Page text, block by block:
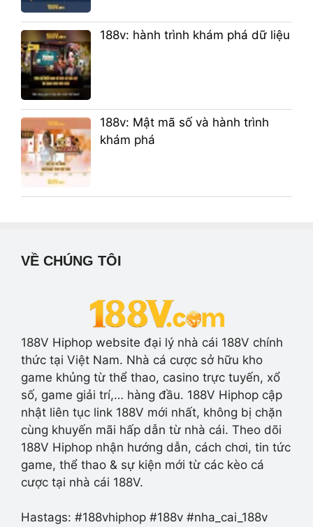
188v: hành trình khám phá dữ liệu
188v: Mật mã số và hành trình
khám phá
VỀ CHÚNG TÔI
188V Hiphop website đại lý nhà cái 188V chính
thức tại Việt Nam. Nhà cá cược sở hữu kho
game khủng từ thể thao, casino trực tuyến, xổ
số, game giải trí,… hàng đầu. 188V Hiphop cập
nhật liên tục link 188V mới nhất, không bị chặn
cùng khuyến mãi hấp dẫn từ nhà cái. Theo dõi
188V Hiphop nhận hướng dẫn, cách chơi, tin tức
game, thể thao & sự kiện mới từ các kèo cá
cược tại nhà cái 188V.
Hastags: #188vhiphop #188v #nha_cai_188v